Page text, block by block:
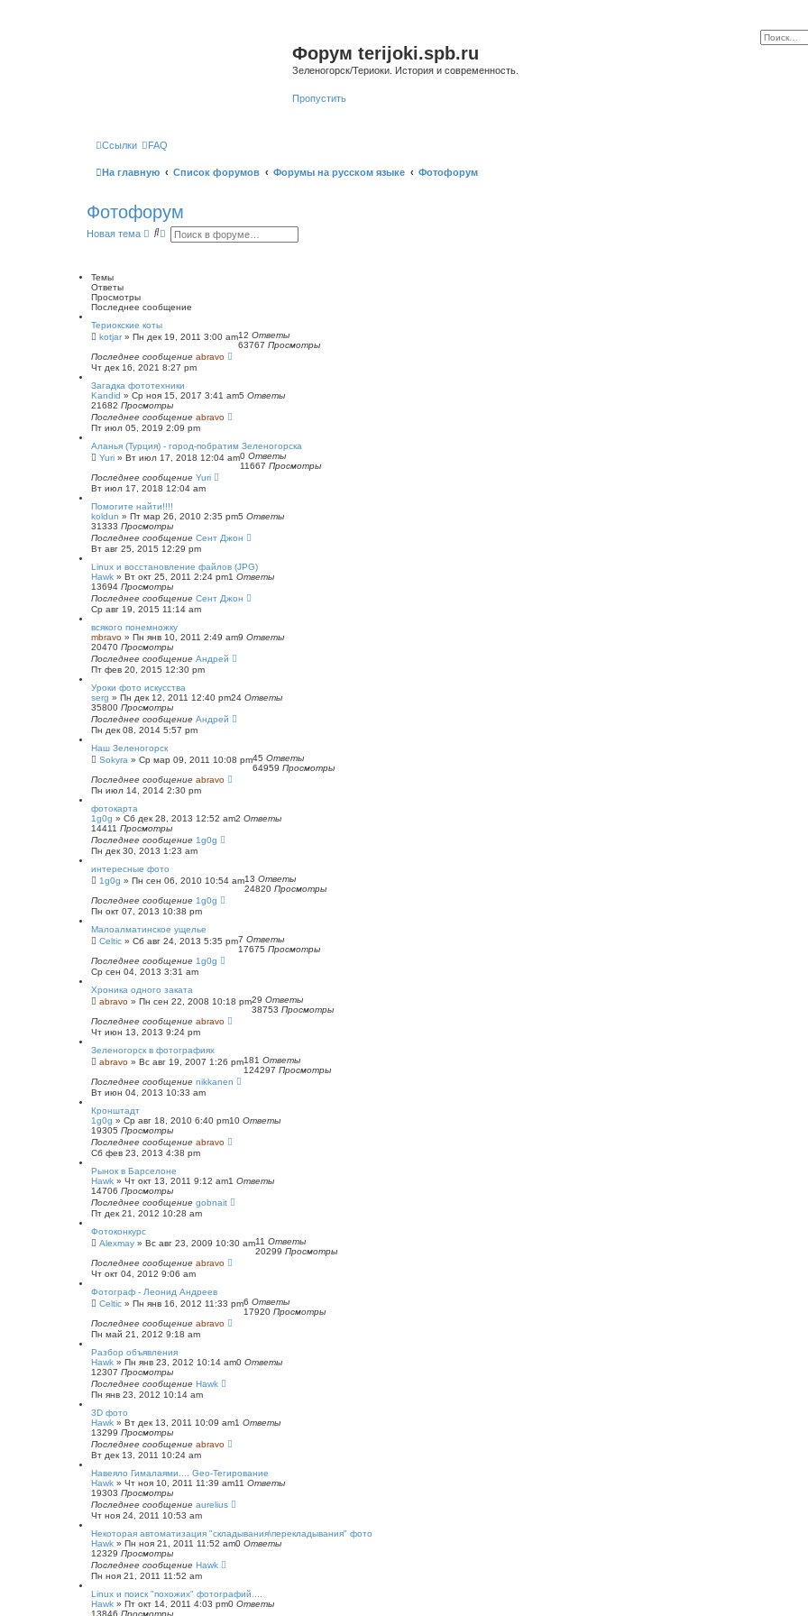
Форум terijoki.spb.ru
Зеленогорск/Териоки. История и современность.
Пропустить
Ссылки FAQ
На главную Список форумов Форумы на русском языке Фотофорум
Фотофорум
Новая тема
П Р
н
й
о
и
с
к
Темы
Ответы
Просмотры
Последнее сообщение
Териокские коты
kotjar» Пн дек 19, 2011 3:00 am12 Ответы
63767 Просмотры
Последнее сообщение abravo
Чт дек 16, 2021 8:27 pm
Загадка фототехники
Kandid » Ср ноя 15, 2017 3:41 am5 Ответы
21682 Просмотры
Последнее сообщение abravo
Пт июл 05, 2019 2:09 pm
Аланья (Турция) - город-побратим Зеленогорска
Yuri » Вт июл 17, 2018 12:04 am0 Ответы
11667 Просмотры
Последнее сообщение Yuri
Вт июл 17, 2018 12:04 am
Помогите найти!!!!
koldun » Пт мар 26, 2010 2:35 pm5 Ответы
31333 Просмотры
Последнее сообщение Сент Джон
Вт авг 25, 2015 12:29 pm
Linux и восстановление файлов (JPG)
Hawk » Вт окт 25, 2011 2:24 pm1 Ответы
13694 Просмотры
Последнее сообщение Сент Джон
Ср авг 19, 2015 11:14 am
всякого понемножку
mbravo » Пн янв 10, 2011 2:49 am9 Ответы
20470 Просмотры
Последнее сообщение Андрей
Пт фев 20, 2015 12:30 pm
Уроки фото искусства
serg » Пн дек 12, 2011 12:40 pm24 Ответы
35800 Просмотры
Последнее сообщение Андрей
Пн дек 08, 2014 5:57 pm
Наш Зеленогорск
Sokyra » Ср мар 09, 2011 10:08 pm45 Ответы
64959 Просмотры
Последнее сообщение abravo
Пн июл 14, 2014 2:30 pm
фотокарта
1g0g » Сб дек 28, 2013 12:52 am2 Ответы
14411 Просмотры
Последнее сообщение 1g0g
Пн дек 30, 2013 1:23 am
интересные фото
1g0g » Пн сен 06, 2010 10:54 am13 Ответы
24820 Просмотры
Последнее сообщение 1g0g
Пн окт 07, 2013 10:38 pm
Малоалматинское ущелье
Celtic » Сб авг 24, 2013 5:35 pm7 Ответы
17675 Просмотры
Последнее сообщение 1g0g
Ср сен 04, 2013 3:31 am
Хроника одного заката
abravo » Пн сен 22, 2008 10:18 pm29 Ответы
38753 Просмотры
Последнее сообщение abravo
Чт июн 13, 2013 9:24 pm
Зеленогорск в фотографиях
abravo » Вс авг 19, 2007 1:26 pm181 Ответы
124297 Просмотры
Последнее сообщение nikkanen
Вт июн 04, 2013 10:33 am
Кронштадт
1g0g » Ср авг 18, 2010 6:40 pm10 Ответы
19305 Просмотры
Последнее сообщение abravo
Сб фев 23, 2013 4:38 pm
Рынок в Барселоне
Hawk » Чт окт 13, 2011 9:12 am1 Ответы
14706 Просмотры
Последнее сообщение gobnait
Пт дек 21, 2012 10:28 am
Фотоконкурс
Alexmay » Вс авг 23, 2009 10:30 am11 Ответы
20299 Просмотры
Последнее сообщение abravo
Чт окт 04, 2012 9:06 am
Фотограф - Леонид Андреев
Celtic » Пн янв 16, 2012 11:33 pm6 Ответы
17920 Просмотры
Последнее сообщение abravo
Пн май 21, 2012 9:18 am
Разбор объявления
Hawk » Пн янв 23, 2012 10:14 am0 Ответы
12307 Просмотры
Последнее сообщение Hawk
Пн янв 23, 2012 10:14 am
3D фото
Hawk » Вт дек 13, 2011 10:09 am1 Ответы
13299 Просмотры
Последнее сообщение abravo
Вт дек 13, 2011 10:24 am
Навеяло Гималаями.... Geo-Тегирование
Hawk » Чт ноя 10, 2011 11:39 am11 Ответы
19303 Просмотры
Последнее сообщение aurelius
Чт ноя 24, 2011 10:53 am
Некоторая автоматизация "складывания\перекладывания" фото
Hawk » Пн ноя 21, 2011 11:52 am0 Ответы
12329 Просмотры
Последнее сообщение Hawk
Пн ноя 21, 2011 11:52 am
Linux и поиск "похожих" фотографий....
Hawk » Пт окт 14, 2011 4:03 pm0 Ответы
13846 Просмотры